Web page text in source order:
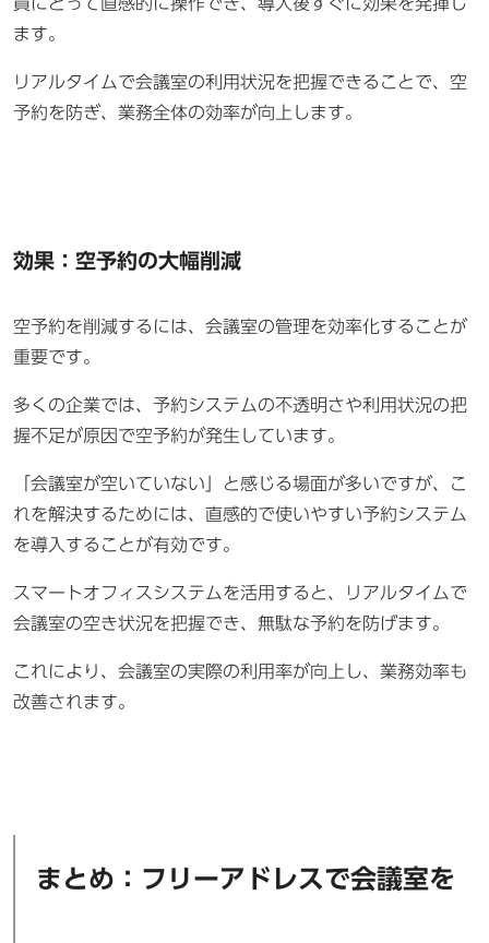
ます。
リアルタイムで会議室の利用状況を把握できることで、空
予約を防ぎ、業務全体の効率が向上します。
効果：空予約の大幅削減
空予約を削減するには、会議室の管理を効率化することが
重要です。
多くの企業では、予約システムの不透明さや利用状況の把
握不足が原因で空予約が発生しています。
「会議室が空いていない」と感じる場面が多いですが、こ
れを解決するためには、直感的で使いやすい予約システム
を導入することが有効です。
スマートオフィスシステムを活用すると、リアルタイムで
会議室の空き状況を把握でき、無駄な予約を防げます。
これにより、会議室の実際の利用率が向上し、業務効率も
改善されます。
まとめ：フリーアドレスで会議室を